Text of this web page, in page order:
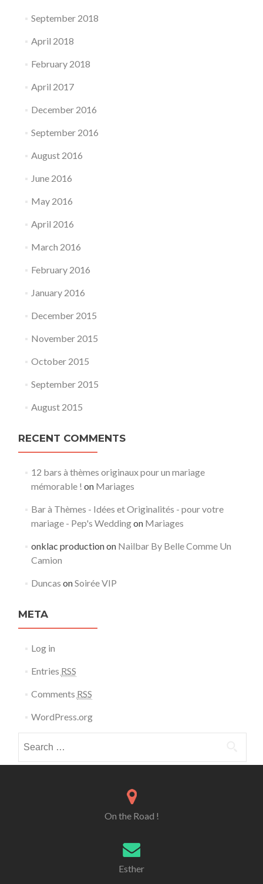
September 2018
April 2018
February 2018
April 2017
December 2016
September 2016
August 2016
June 2016
May 2016
April 2016
March 2016
February 2016
January 2016
December 2015
November 2015
October 2015
September 2015
August 2015
RECENT COMMENTS
12 bars à thèmes originaux pour un mariage
mémorable ! on Mariages
Bar à Thèmes - Idées et Originalités - pour votre
mariage - Pep's Weddingon Mariages
onklac productionon Nailbar By Belle Comme Un
Camion
Duncas onSoirée VIP
META
Log in
Entries RSS
Comments RSS
WordPress.org
On the Road !
Esther